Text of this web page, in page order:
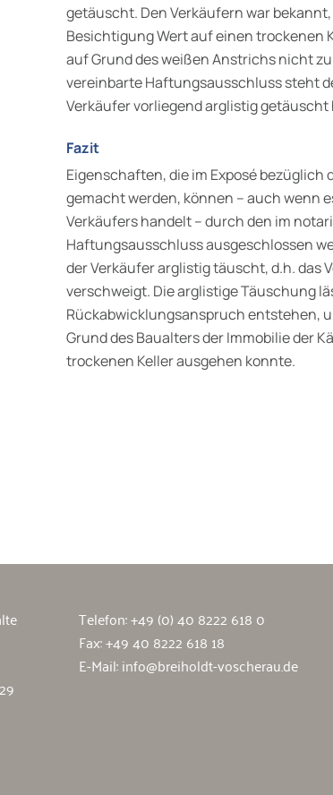
getäuscht. Den Verkäufern war
Besichtigung Wert auf einen trockenen
auf Grund des weißen Anstrichs nicht
vereinbarte Haftungsausschluss steht
Verkäufer vorliegend arglistig getäuscht
Fazit
Eigenschaften, die im Exposé
gemacht werden, können – auch wenn
Verkäufers handelt – durch den im
Haftungsausschluss ausgeschlossen
der Verkäufer arglistig täuscht, d.h. das
verschweigt. Die arglistige Täuschung
Rückabwicklungsanspruch entstehen,
Grund des Baualters der Immobilie der
trockenen Keller ausgehen konnte.
Telefon:+49 (0) 40 8222 618 0
Fax: +49 40 8222 618 18
E-Mail:info@breiholdt-voscherau.de